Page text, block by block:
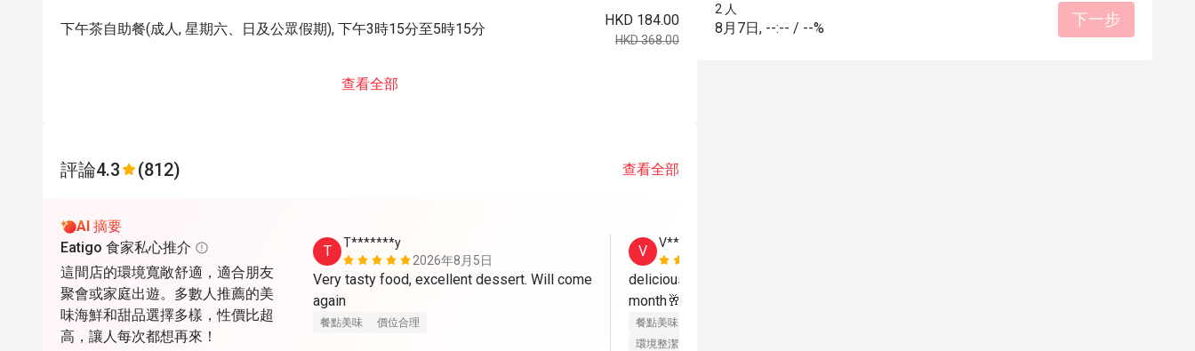
下午茶自助餐(成人, 星期六、日及公眾假期), 下午3時15分至5時15分
HKD 184.00
HKD 368.00
查看全部
評論4.3 (812) 查看全部
AI 摘要
Eatigo 食家私心推介
這間店的環境寬敞舒適，適合朋友
聚會或家庭出遊。多數人推薦的美
味海鮮和甜品選擇多樣，性價比超
高，讓人每次都想再來！
T
T*******y
2026年8月5日
Very tasty food, excellent dessert. Will come
again
餐點美味 價位合理
V
V**a
delicious foods 😋 😍 will come again in next
month🥂
餐點美味
環境整潔
2 人
8月7日, --:-- / --% 下一步